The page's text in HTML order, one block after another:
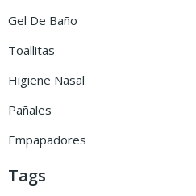
Gel De Baño
Toallitas
Higiene Nasal
Pañales
Empapadores
Tags